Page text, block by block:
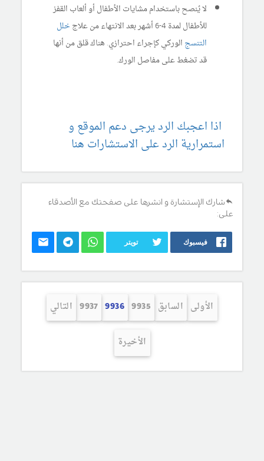
لا يُنصح باستخدام مشايات الأطفال أو ألعاب القفز
للأطفال لمدة 4-6 أشهر بعد الانتهاء من علاج
خلل
التنسج الوركي كإجراء احترازي. هناك قلق من أنها
قد تضغط على مفاصل الورك.
اذا اعجبك الرد يرجى دعم الموقع و
استمرارية الرد على الاستشارات هنا
شارك الإستشارة و انشرها على صفحتك مع الأصدقاء
على:
فيسبوك تويتر
الأولى السابق 9935
9936
9937 التالي
الأخيرة